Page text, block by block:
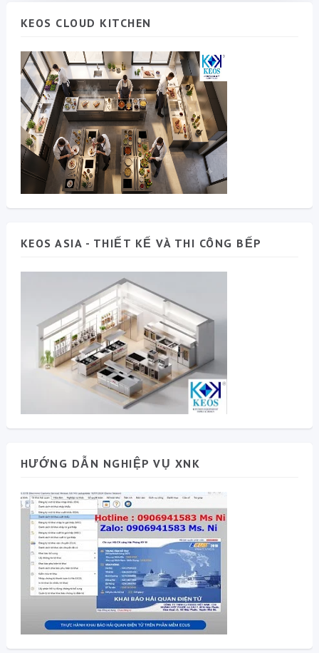
KEOS CLOUD KITCHEN
KEOS ASIA - THIẾT KẾ VÀ THI CÔNG BẾP
HƯỚNG DẪN NGHIỆP VỤ XNK